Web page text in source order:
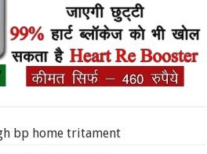
bp home tritament